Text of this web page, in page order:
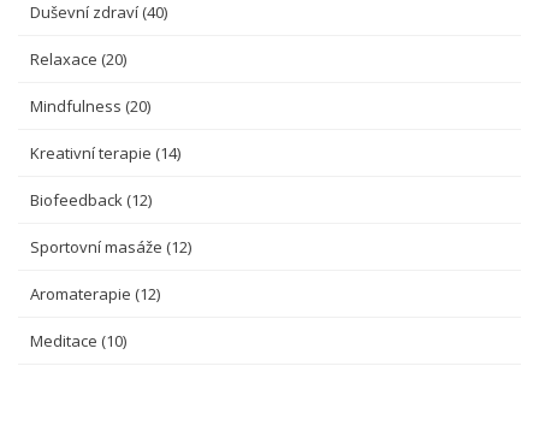
Duševní zdraví (40)
Relaxace (20)
Mindfulness (20)
Kreativní terapie (14)
Biofeedback (12)
Sportovní masáže (12)
Aromaterapie (12)
Meditace (10)